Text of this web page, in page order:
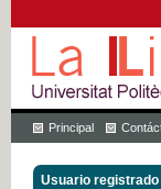
Principal
Usuario registrado